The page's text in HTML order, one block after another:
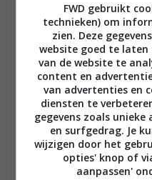
Alle categorieën
0
ANTWOORDEN
RECEIVERS EN
DOOR
Rotel RB
1
LUIDSPREKERS
Hoe zorg ik
automatisch
speakers?
FWD gebruikt
technieken) om
zien. Deze
website goed te
van de website te
content en
van advertenties en
diensten te
gegevens zoals unieke
en surfgedrag. Je
wijzigen door het
opties' knop of
aanpassen'